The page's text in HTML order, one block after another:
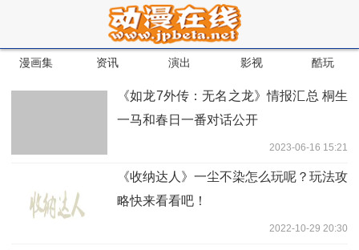
漫画集 资讯 演出 影视 酷玩
《如龙7外传：无名之龙》情报汇总 桐生
一马和春日一番对话公开
2023-06-16 15:21
《收纳达人》一尘不染怎么玩呢？玩法攻
略快来看看吧！
2022-10-29 20:30